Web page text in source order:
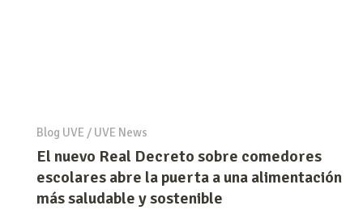
Blog UVE/ UVE News
El nuevo Real Decreto sobre comedores
escolares abre la puerta a una alimentación
más saludable y sostenible